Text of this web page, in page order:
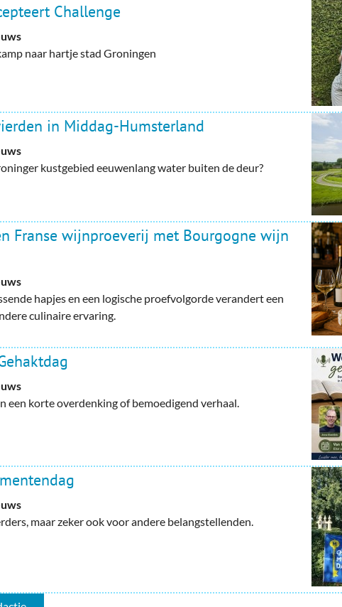
Challenge
naar hartje stad Groningen
in Middag-Humsterland
kustgebied eeuwenlang water buiten de deur?
Franse wijnproeverij met Bourgogne wijn
hapjes en een logische proefvolgorde verandert een
culinaire ervaring.
een korte overdenking of bemoedigend verhaal.
maar zeker ook voor andere belangstellenden.